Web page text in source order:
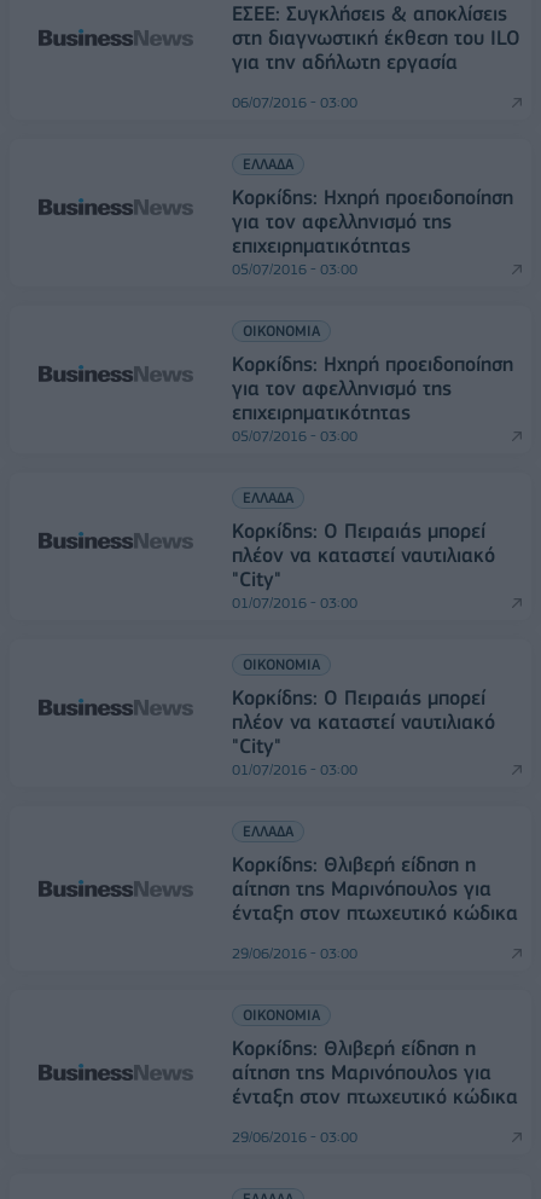
ΕΣΕΕ: Συγκλήσεις & αποκλίσεις
στη διαγνωστική έκθεση του ILO
για την αδήλωτη εργασία
06/07/2016 - 03:00
ΕΛΛΑΔΑ
Κορκίδης: Ηχηρή προειδοποίηση
για τον αφελληνισμό της
επιχειρηματικότητας
05/07/2016 - 03:00
ΟΙΚΟΝΟΜΙΑ
Κορκίδης: Ηχηρή προειδοποίηση
για τον αφελληνισμό της
επιχειρηματικότητας
05/07/2016 - 03:00
ΕΛΛΑΔΑ
Κορκίδης: Ο Πειραιάς μπορεί
πλέον να καταστεί ναυτιλιακό
"City"
01/07/2016 - 03:00
ΟΙΚΟΝΟΜΙΑ
Κορκίδης: Ο Πειραιάς μπορεί
πλέον να καταστεί ναυτιλιακό
"City"
01/07/2016 - 03:00
ΕΛΛΑΔΑ
Κορκίδης: Θλιβερή είδηση η
αίτηση της Μαρινόπουλος για
ένταξη στον πτωχευτικό κώδικα
29/06/2016 - 03:00
ΟΙΚΟΝΟΜΙΑ
Κορκίδης: Θλιβερή είδηση η
αίτηση της Μαρινόπουλος για
ένταξη στον πτωχευτικό κώδικα
29/06/2016 - 03:00